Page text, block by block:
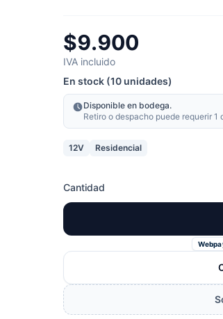
$9.900
IVA incluido
En stock (10 unidades)
Disponible en bodega.
Retiro o despacho puede requerir 1
12V Residencial
Cantidad